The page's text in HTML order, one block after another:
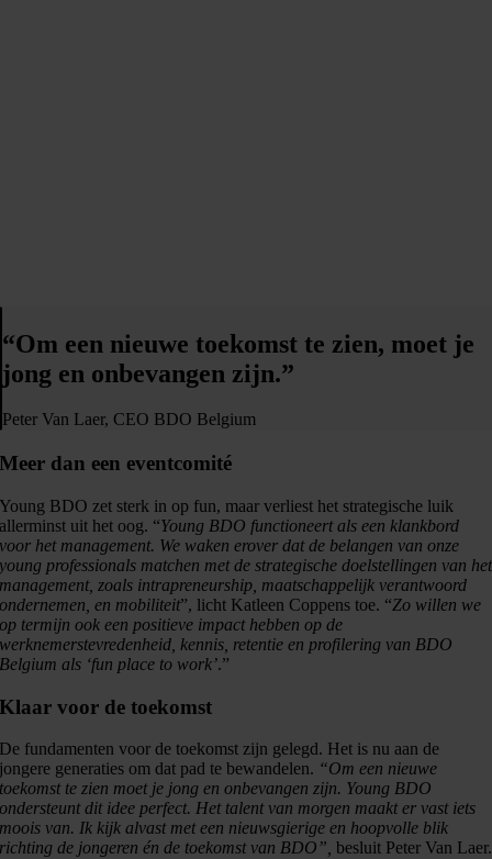
“Om een nieuwe toekomst te zien, moet je
jong en onbevangen zijn.”
Peter Van Laer, CEO BDO Belgium
Meer dan een eventcomité
Young BDO zet sterk in op fun, maar verliest het strategische luik
allerminst uit het oog. “Young BDO functioneert als een klankbord
voor het management. We waken erover dat de belangen van onze
young professionals matchen met de strategische doelstellingen van het
management, zoals intrapreneurship, maatschappelijk verantwoord
ondernemen, en mobiliteit”, licht Katleen Coppens toe. “Zo willen we
op termijn ook een positieve impact hebben op de
werknemerstevredenheid, kennis, retentie en profilering van BDO
Belgium als ‘fun place to work’.”
Klaar voor de toekomst
De fundamenten voor de toekomst zijn gelegd. Het is nu aan de
jongere generaties om dat pad te bewandelen. “Om een nieuwe
toekomst te zien moet je jong en onbevangen zijn. Young BDO
ondersteunt dit idee perfect. Het talent van morgen maakt er vast iets
moois van. Ik kijk alvast met een nieuwsgierige en hoopvolle blik
richting de jongeren én de toekomst van BDO”, besluit Peter Van Laer.